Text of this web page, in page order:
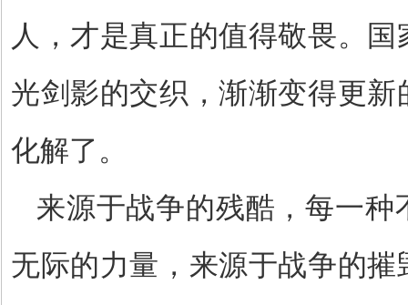
人，才是真正的值得敬畏。
光剑影的交织，渐渐变得更
化解了。
来源于战争的残酷，每一种
无际的力量，来源于战争的